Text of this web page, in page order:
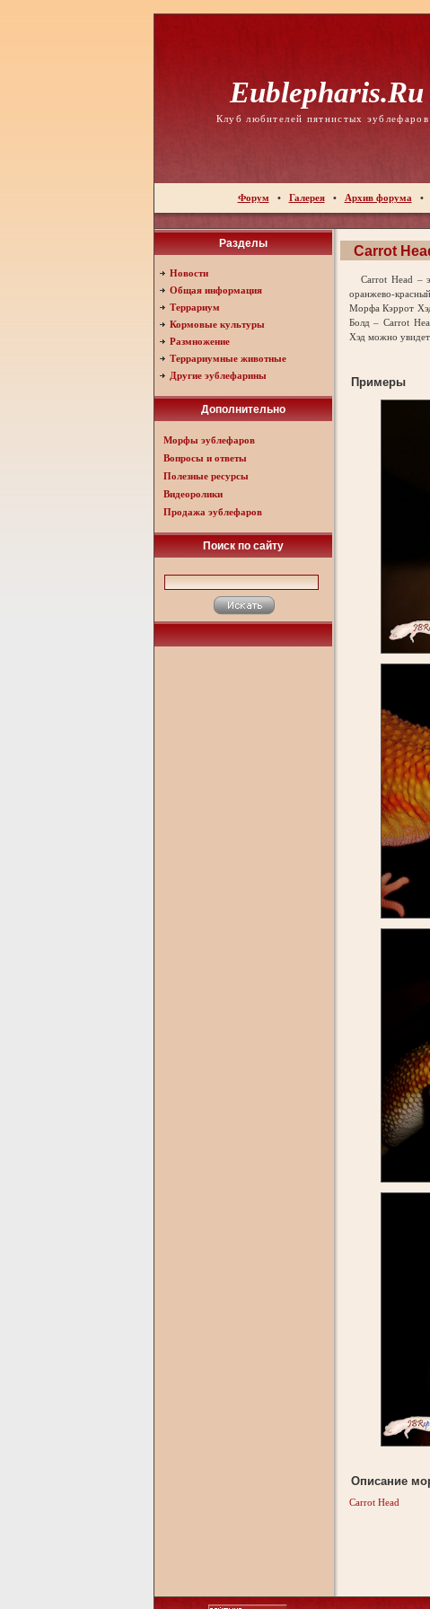
Eublepharis.ru
Клуб любителей пятнистых эублефаров
Форум • Галерея• Архив форума •
Разделы
Новости
Общая информация
Террариум
Кормовые культуры
Размножение
Террариумные животные
Другие эублефарины
Дополнительно
Морфы эублефаров
Вопросы и ответы
Полезные ресурсы
Видеоролики
Продажа эублефаров
Поиск по сайту
Carrot
Carrot Head –
оранжево-
Морфа Кэррот
Болд – Carrot
Хэд можно
Примеры
Описание
Carrot Head